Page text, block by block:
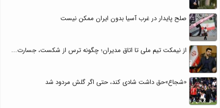
صلح پایدار در غرب آسیا بدون ایران ممکن نیست
از نیمکت تیم ملی تا اتاق مدیران؛ چگونه ترس از شکست، جسارت...
«شجاع»حق داشت شادی کند، حتی اگر گلش مردود شد